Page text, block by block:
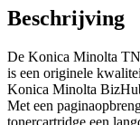
Beschrijving
De Konica Minolta
is een originele
Konica Minolta
Met een
tonercartridge een